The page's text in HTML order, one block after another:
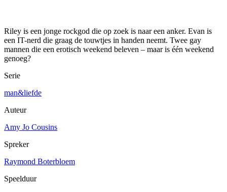
Riley is een jonge rockgod die op zoek is naar een anker. Evan is
een IT-nerd die graag de touwtjes in handen neemt. Twee gay
mannen die een erotisch weekend beleven – maar is één weekend
genoeg?
Serie
man&liefde
Auteur
Amy Jo Cousins
Spreker
Raymond Boterbloem
Speelduur